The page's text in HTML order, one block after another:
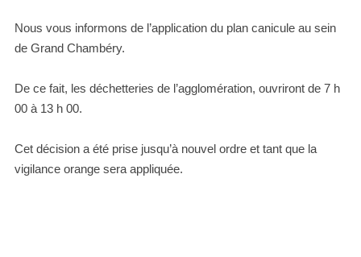
Nous vous informons de l’application du plan canicule au sein
de Grand Chambéry.
De ce fait, les déchetteries de l’agglomération, ouvriront de 7 h
00 à 13 h 00.
Cet décision a été prise jusqu’à nouvel ordre et tant que la
vigilance orange sera appliquée.